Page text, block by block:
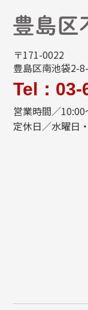
〒171-0022
豊島区南池袋2-
Tel：03-
営業時間／
定休日／水曜日